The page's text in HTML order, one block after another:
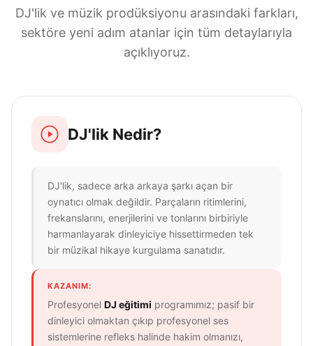
DJ'lik ve müzik prodüksiyonu arasındaki farkları,
sektöre yeni adım atanlar için tüm detaylarıyla
açıklıyoruz.
DJ'lik Nedir?
DJ'lik, sadece arka arkaya şarkı açan bir
oynatıcı olmak değildir. Parçaların ritimlerini,
frekanslarını, enerjilerini ve tonlarını birbiriyle
harmanlayarak dinleyiciye hissettirmeden tek
bir müzikal hikaye kurgulama sanatıdır.
KAZANIM:
Profesyonel DJ eğitimi programımız; pasif bir
dinleyici olmaktan çıkıp profesyonel ses
sistemlerine refleks halinde hakim olmanızı,